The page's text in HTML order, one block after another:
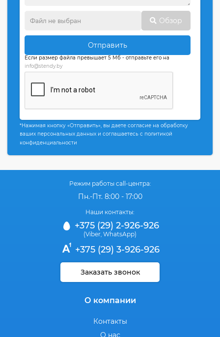
Обзор
Отправить
Если размер файла превышает 5 Мб - отправьте его на
info@stendy.by
*Нажимая кнопку «Отправить», вы даете согласие на обработку
ваших персональных данных и соглашаетесь с политикой
конфиденциальности
Режим работы call-центра:
Пн.-Пт. 8:00 - 17:00
Наши контакты:
+375 (29) 2-926-926
(Viber WhatsApp)
+375 (29) 3-926-926
Заказать звонок
О компании
Контакты
О нас